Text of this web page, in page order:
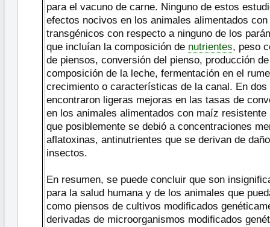
para el vacuno de carne. Ninguno de estos
efectos nocivos en los animales alimentados
transgénicos con respecto a ninguno de los
que incluían la composición de nutrientes, peso
de piensos, conversión del pienso, producción
composición de la leche, fermentación en el
crecimiento o características de la canal. En
encontraron ligeras mejoras en las tasas de
en los animales alimentados con maíz
que posiblemente se debió a concentraciones
aflatoxinas, antinutrientes que se derivan de
insectos.
En resumen, se puede concluir que son
para la salud humana y de los animales que
como piensos de cultivos modificados
derivadas de microorganismos modificados